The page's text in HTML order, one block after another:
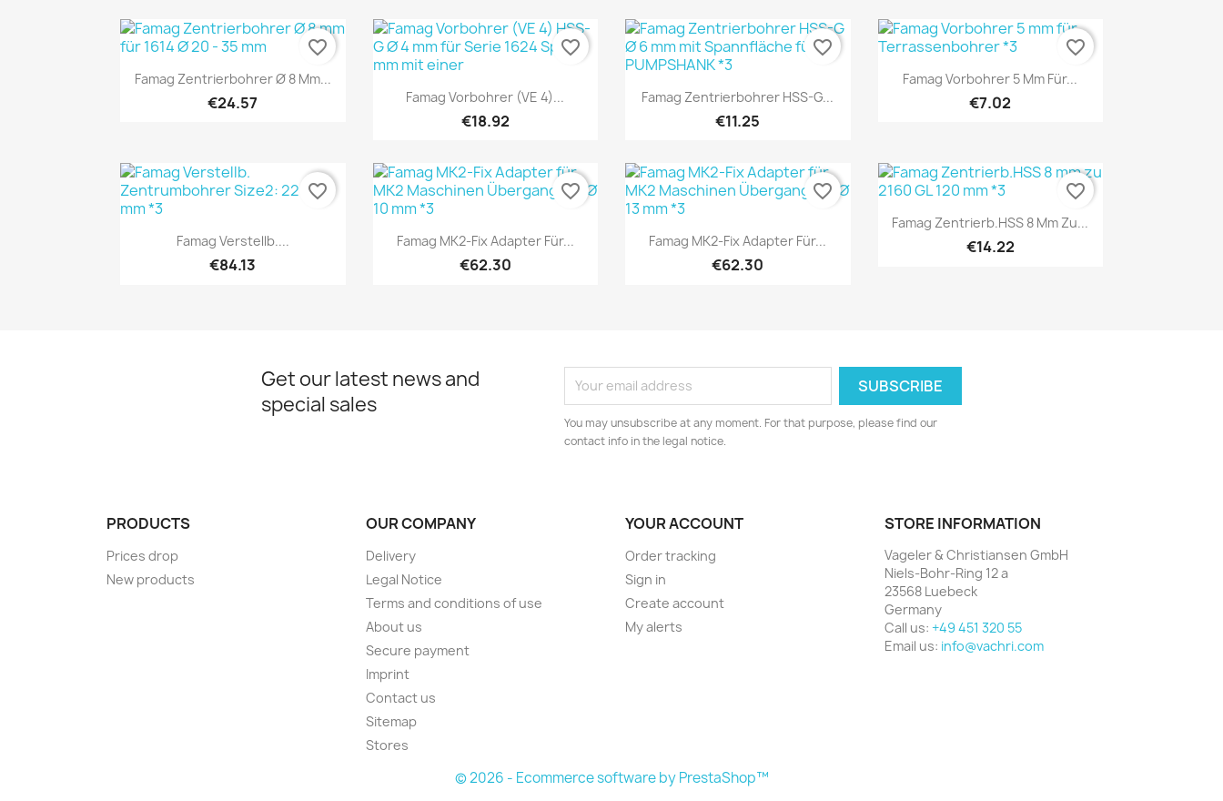
Quick view
Famag Zentrierbohrer Ø 8 Mm...
€24.57
favorite_border
Quick view
Famag Vorbohrer (VE 4)...
€18.92
favorite_border
Quick view
Famag Zentrierbohrer HSS-G...
€11.25
favorite_border
Quick view
Famag Vorbohrer 5 Mm Für...
€7.02
favorite_border
Quick view
Famag Verstellb....
€84.13
favorite_border
Quick view
Famag MK2-Fix Adapter Für...
€62.30
favorite_border
Quick view
Famag MK2-Fix Adapter Für...
€62.30
favorite_border
Quick view
Famag Zentrierb.HSS 8 Mm Zu...
€14.22
favorite_border
Get our latest news and
special sales
You may unsubscribe at any moment. For that purpose, please find our
contact info in the legal notice.
PRODUCTS
Prices drop
New products
OUR COMPANY
Delivery
Legal Notice
Terms and conditions of use
About us
Secure payment
Imprint
Contact us
Sitemap
Stores
YOUR ACCOUNT
Order tracking
Sign in
Create account
My alerts
STORE INFORMATION
Vageler & Christiansen GmbH
Niels-Bohr-Ring 12 a
23568 Luebeck
Germany
Call us: +49 451 320 55
Email us: info@vachri.com
© 2026 - Ecommerce software by PrestaShop™